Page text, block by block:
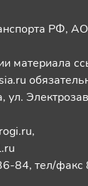
РФ,
материала
ул.
,
84, тел/